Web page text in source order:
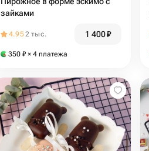
зайками
4.952 тыс. 1 400₽
350 ₽ × 4 платежа